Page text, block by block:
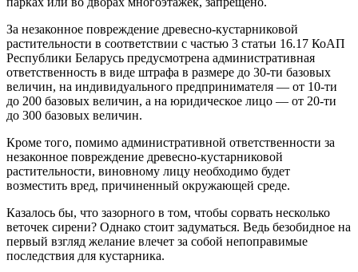
За незаконное повреждение древесно-кустарниковой
растительности в соответствии с частью 3 статьи 16.17 КоАП
Республики Беларусь предусмотрена административная
ответственность в виде штрафа в размере до 30-ти базовых
величин, на индивидуального предпринимателя — от 10-ти
до 200 базовых величин, а на юридическое лицо — от 20-ти
до 300 базовых величин.
Кроме того, помимо административной ответственности за
незаконное повреждение древесно-кустарниковой
растительности, виновному лицу необходимо будет
возместить вред, причиненный окружающей среде.
Казалось бы, что зазорного в том, чтобы сорвать несколько
веточек сирени? Однако стоит задуматься. Ведь безобидное на
первый взгляд желание влечет за собой непоправимые
последствия для кустарника.